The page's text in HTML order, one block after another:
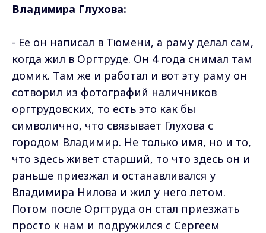
Владимира Глухова:
- Ее он написал в Тюмени, а раму делал сам,
когда жил в Оргтруде. Он 4 года снимал там
домик. Там же и работал и вот эту раму он
сотворил из фотографий наличников
оргтрудовских, то есть это как бы
символично, что связывает Глухова с
городом Владимир. Не только имя, но и то,
что здесь живет старший, то что здесь он и
раньше приезжал и останавливался у
Владимира Нилова и жил у него летом.
Потом после Оргтруда он стал приезжать
просто к нам и подружился с Сергеем